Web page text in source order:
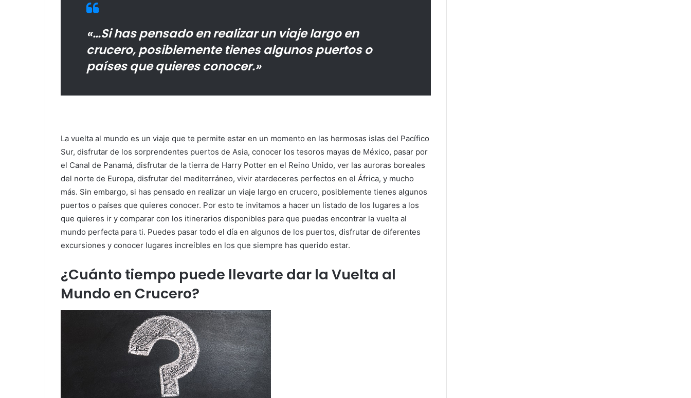
«…Si has pensado en realizar un viaje largo en
crucero, posiblemente tienes algunos puertos o
países que quieres conocer.»
La vuelta al mundo es un viaje que te permite estar en un momento en las hermosas islas del Pacífico
Sur, disfrutar de los sorprendentes puertos de Asia, conocer los tesoros mayas de México, pasar por
el Canal de Panamá, disfrutar de la tierra de Harry Potter en el Reino Unido, ver las auroras boreales
del norte de Europa, disfrutar del mediterráneo, vivir atardeceres perfectos en el África, y mucho
más. Sin embargo, si has pensado en realizar un viaje largo en crucero, posiblemente tienes algunos
puertos o países que quieres conocer. Por esto te invitamos a hacer un listado de los lugares a los
que quieres ir y comparar con los itinerarios disponibles para que puedas encontrar la vuelta al
mundo perfecta para ti. Puedes pasar todo el día en algunos de los puertos, disfrutar de diferentes
excursiones y conocer lugares increíbles en los que siempre has querido estar.
¿Cuánto tiempo puede llevarte dar la Vuelta al
Mundo en Crucero?